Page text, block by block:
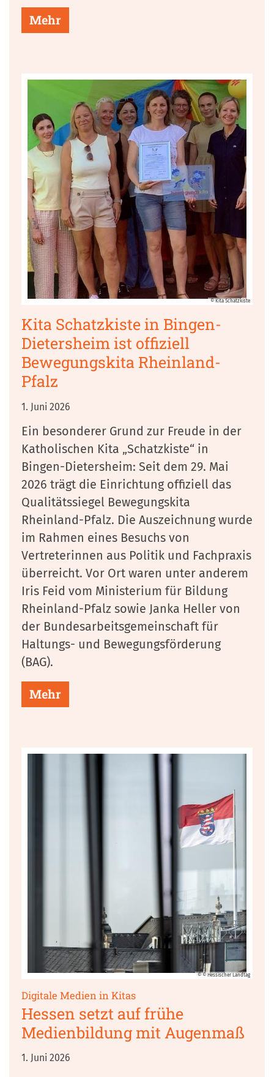
Mehr
© Kita Schatzkiste
Kita Schatzkiste in Bingen-
Dietersheim ist offiziell
Bewegungskita Rheinland-
Pfalz
1. Juni 2026
Ein besonderer Grund zur Freude in der
Katholischen Kita „Schatzkiste“ in
Bingen-Dietersheim: Seit dem 29. Mai
2026 trägt die Einrichtung offiziell das
Qualitätssiegel Bewegungskita
Rheinland-Pfalz. Die Auszeichnung wurde
im Rahmen eines Besuchs von
Vertreterinnen aus Politik und Fachpraxis
überreicht. Vor Ort waren unter anderem
Iris Feid vom Ministerium für Bildung
Rheinland-Pfalz sowie Janka Heller von
der Bundesarbeitsgemeinschaft für
Haltungs- und Bewegungsförderung
(BAG).
Mehr
© © Hessischer Landtag
Digitale Medien in Kitas:
Hessen setzt auf frühe
Medienbildung mit Augenmaß
1. Juni 2026